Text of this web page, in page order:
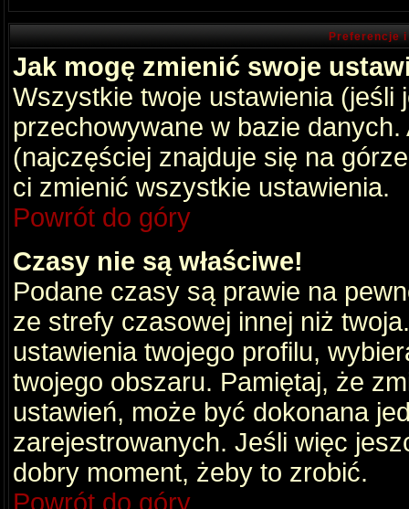
Preferencje
Jak mogę zmienić swoje
Wszystkie twoje ustawienia (jeśli
przechowywane w bazie
(najczęściej znajduje się na
ci zmienić wszystkie ustawienia.
Powrót do góry
Czasy nie są właściwe!
Podane czasy są prawie na
ze strefy czasowej innej niż
ustawienia twojego profilu,
twojego obszaru. Pamiętaj, że
ustawień, może być dokonana
zarejestrowanych. Jeśli więc
dobry moment, żeby to zrobić.
Powrót do góry